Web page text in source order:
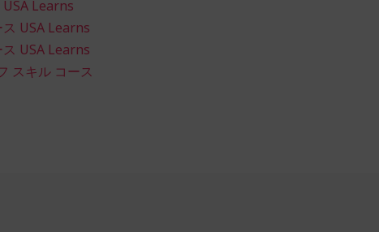
Learns
USA Learns
USA Learns
スキル コース